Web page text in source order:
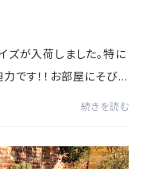
ズが入荷しました。特に
です！！お部屋にそび
続きを読む